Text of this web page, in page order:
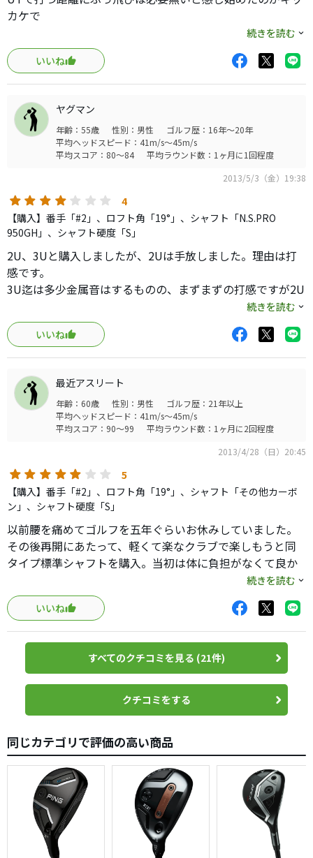
カケで
残り200yの時に狙っていきたいと思うようになったのです
が、
低スピンでぶっ飛び、縦距離に悩まされる事に疲れ始め
止まる球を求めた結果がこのモデル。
中古市場では値下がり始めており、UTとしては無味無臭な
簡単というわけではなく、
それなりに打ち込むようにしないと球は上がらないのです
が、
適度にシャフトが走る事もあり高さも出せます。
ちゃんと打てればグリーンに乗ってから奥まで転がり続け
る事もないので
200yを狙っていく意欲が湧いてきました（湧きやすくなっ
打感としてはやや金属的な感じ。
おおよそですが
#3で210y、#4で200yです。
続きを読む
いいね
ヤグマン
年齢：55歳 性別：男性
ゴルフ歴：16年～20年
平均ヘッドスピード：41m/s～45m/s
平均スコア：80～84
平均ラウンド数：1ヶ月に1回程度
2013/5/3（金）19:38
4
【購入】番手「#2」、ロフト角「19°」、シャフト「N.S.PRO
950GH」、シャフト硬度「S」
2U、3Uと購入しましたが、2Uは手放しました。理由は打
感です。
3U迄は多少金属音はするものの、まずまずの打感ですが2U
は超金属音で使う気になれません。ヘッド重量が軽くなる
せいか、、最悪。それと、2Uとなると芯を食わないと、3U
より距離も落ちてしまう、、、、。ウッド~UTはﾃｰﾗｰのフ
ァンで白ヘッドが嫌で、2009TPを色々試しましたが、ｱﾙﾃﾞ
ｨﾗVOODOOはNS同様飛びますし、更に上がり易いです。日
本仕様とUS仕様では何故か極端に打感が違い、US仕様は柔
らかい打感ですよ！何故、、、?先に述べたように白ヘッド
が嫌で、何本か試したので、打感優先ならUS仕様のヘッド
続きを読む
いいね
最近アスリート
年齢：60歳 性別：男性
ゴルフ歴：21年以上
平均ヘッドスピード：41m/s～45m/s
平均スコア：90～99
平均ラウンド数：1ヶ月に2回程度
2013/4/28（日）20:45
5
【購入】番手「#2」、ロフト角「19°」、シャフト「その他カーボ
ン」、シャフト硬度「S」
以前腰を痛めてゴルフを五年ぐらいお休みしていました。
その後再開にあたって、軽くて楽なクラブで楽しもうと同
タイプ標準シャフトを購入。当初は体に負担がなくて良か
ったんですが、体が良くなるにつれ今度は左へのミスが多
くなりました。倶楽部の先輩などに、シャフトが負けて
る、とアドバイスいただきショップで試打計測しました。
店員さんから、お客さんに合ってますヨ!の一言で即購入。
標準と比べたらかなり重いですが、方向性は全く安心でき
るので、助かります。以前はミスは左奥だったのが、それ
がなくなりました。
おかげで、使用3ラウンド目で昨年来ペストスコアがでまし
た。
続きを読む
いいね
すべてのクチコミを見る (21件)
クチコミをする
同じカテゴリで評価の高い商品